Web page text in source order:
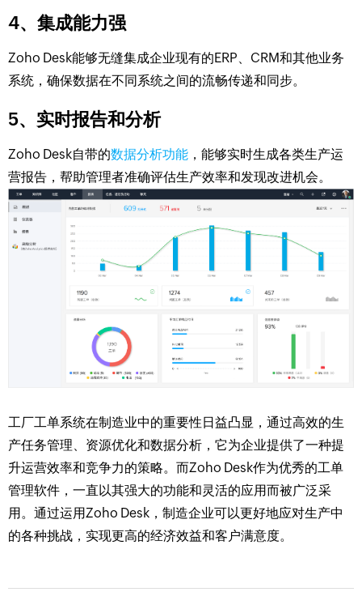
4、集成能力强
Zoho Desk能够无缝集成企业现有的ERP、CRM和其他业务
系统，确保数据在不同系统之间的流畅传递和同步。
5、实时报告和分析
Zoho Desk自带的数据分析功能 ，能够实时生成各类生产运
营报告，帮助管理者准确评估生产效率和发现改进机会。
工厂工单系统在制造业中的重要性日益凸显，通过高效的生
产任务管理、资源优化和数据分析，它为企业提供了一种提
升运营效率和竞争力的策略。而Zoho Desk作为优秀的工单
管理软件，一直以其强大的功能和灵活的应用而被广泛采
用。通过运用Zoho Desk，制造企业可以更好地应对生产中
的各种挑战，实现更高的经济效益和客户满意度。